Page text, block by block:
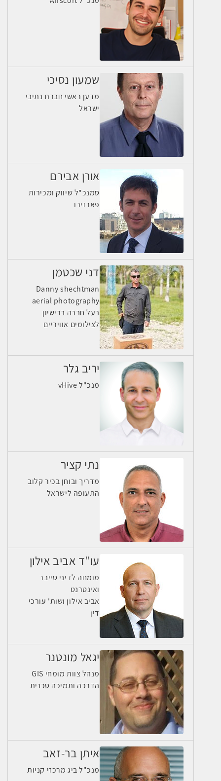
שמעון נסיכי
מדען ראשי חברת נתיבי
ישראל
אורן אבירם
סמנכ"ל שיווק ומכירות
פארזירו
דני שכטמן
Danny shechtman
aerial photography
בעל חברה ברישיון
לצילומים אוויריים
יריב גלר
מנכ"ל vHive
נתי קציר
מדריך ובוחן בכיר קלוב
התעופה לישראל
עו"ד אביב אילון
מומחה לדיני סייבר
ואינטרנט
אביב אילון ושות' עורכי
דין
יגאל מונטנר
מנהל צוות מומחי GIS
הדרכה ותמיכה טכנית
איתן בר-זאב
מנכ"ל ביג מרכזי קניות